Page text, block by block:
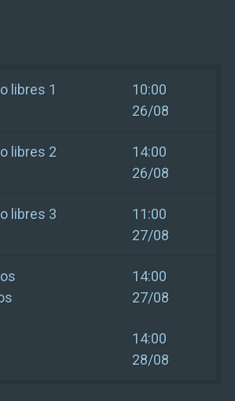
libres 1
10:00
26/08
libres 2
14:00
26/08
libres 3
11:00
27/08
14:00
27/08
14:00
28/08